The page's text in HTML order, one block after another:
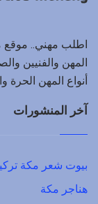
اطلب مهني..
المهن والفنيين
أنواع المهن الحرة
آخر المنشورات
بيوت شعر مكة
هناجر مكة